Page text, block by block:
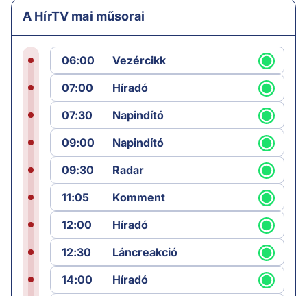
A HírTV mai műsorai
06:00
Vezércikk
07:00
Híradó
07:30
Napindító
09:00
Napindító
09:30
Radar
11:05
Komment
12:00
Híradó
12:30
Láncreakció
14:00
Híradó